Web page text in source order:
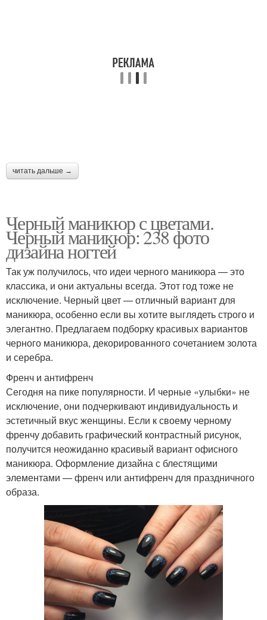
читать дальше →
Черный маникюр с цветами.
Черный маникюр: 238 фото
дизайна ногтей
Так уж получилось, что идеи черного маникюра — это
классика, и они актуальны всегда. Этот год тоже не
исключение. Черный цвет — отличный вариант для
маникюра, особенно если вы хотите выглядеть строго и
элегантно. Предлагаем подборку красивых вариантов
черного маникюра, декорированного сочетанием золота
и серебра.
Френч и антифренч
Сегодня на пике популярности. И черные «улыбки» не
исключение, они подчеркивают индивидуальность и
эстетичный вкус женщины. Если к своему черному
френчу добавить графический контрастный рисунок,
получится неожиданно красивый вариант офисного
маникюра. Оформление дизайна с блестящими
элементами — френч или антифренч для праздничного
образа.